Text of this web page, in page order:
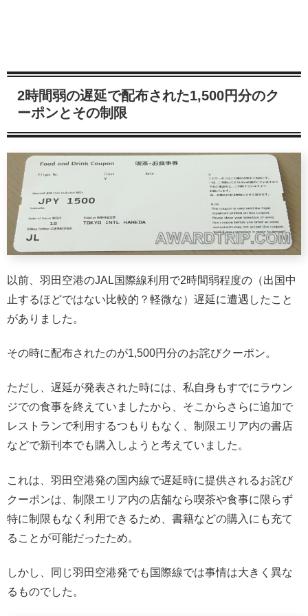
2時間弱の遅延で配布された1,500円分のク
ーポンとその制限
以前、羽田空港のJAL国際線利用で2時間弱程度の（出国中
止するほどではない比較的？軽微な）遅延に遭遇したこと
がありました。
その時に配布されたのが1,500円分のお詫びクーポン。
ただし、遅延が発表された時には、私自身もすでにラウン
ジでの食事を終えていましたから、そこからさらに追加で
レストランで利用するつもりもなく、制限エリア内の書店
などで新刊本でも購入しようと考えていました。
これは、羽田空港発の国内線で遅延時に提供されるお詫び
クーポンは、制限エリア内の店舗なら喫茶や食事に限らず
特に制限もなく利用できるため、書籍などの購入にも充て
ることが可能だったため。
しかし、同じ羽田空港発でも国際線では事情は大きく異な
るものでした。